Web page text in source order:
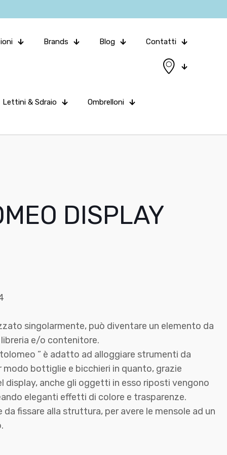
Brands Blog Contatti
Lettini & Sdraio Ombrelloni
DISPLAY
singolarmente, può diventare un elemento da
e/o contenitore.
” è adatto ad alloggiare strumenti da
bottiglie e bicchieri in quanto, grazie
display, anche gli oggetti in esso riposti vengono
eleganti effetti di colore e trasparenze.
fissare alla struttura, per avere le mensole ad un